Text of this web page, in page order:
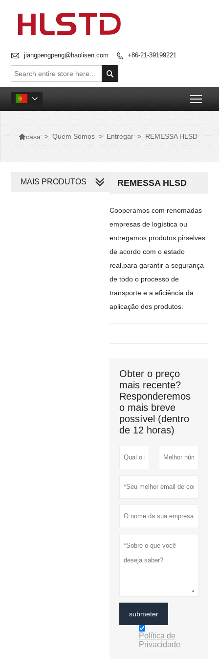
 jiangpengpeng@haolisen.com  +86-21-39199221


casa > Quem Somos > Entregar > REMESSA HLSD
REMESSA HLSD
Cooperamos com renomadas
empresas de logística ou
entregamos produtos pirselves
de acordo com o estado
real.para garantir a segurança
de todo o processo de
transporte e a eficiência da
aplicação dos produtos.
Obter o preço
mais recente?
Responderemos
o mais breve
possível (dentro
de 12 horas)
submeter
Política de
Privacidade
MAIS PRODUTOS